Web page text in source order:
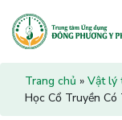
Trang chủ » Vật lý
Học Cổ Truyền Có